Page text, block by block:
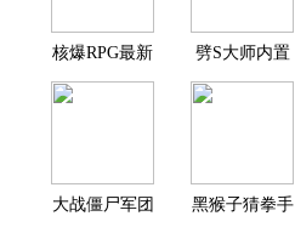
核爆RPG最新
版
劈S大师内置
MOD菜单
大战僵尸军团
黑猴子猜拳手